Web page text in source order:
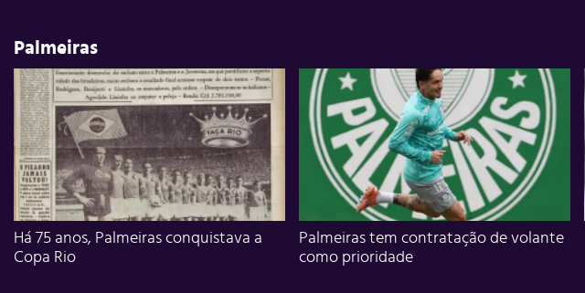
Palmeiras
Há 75 anos, Palmeiras conquistava a
Copa Rio
Palmeiras tem contratação de volante
como prioridade